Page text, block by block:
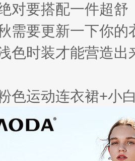
对要搭配一件超舒
需要更新一下你
色时装才能营造
色运动连衣裙+小